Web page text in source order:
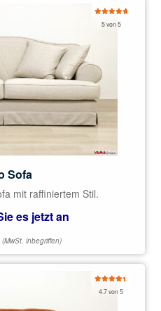
5 von 5
Sofa
mit raffiniertem Stil.
es jetzt an
(MwSt. inbegriffen)
4.7 von 5